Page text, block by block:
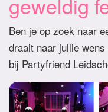
Ben je op zoek naar
draait naar jullie
bij Partyfriend